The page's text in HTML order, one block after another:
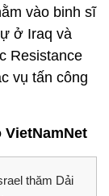
vào binh sĩ
ở Iraq và
Resistance
vụ tấn công
VietNamNet
thăm Dải